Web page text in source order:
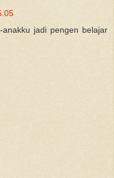
jadi pengen belajar